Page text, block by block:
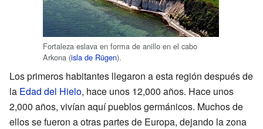
Fortaleza eslava en forma de anillo en el cabo
Arkona (isla de Rügen).
Los primeros habitantes llegaron a esta región después de
la Edad del Hielo, hace unos 12,000 años. Hace unos
2,000 años, vivían aquí pueblos germánicos. Muchos de
ellos se fueron a otras partes de Europa, dejando la zona